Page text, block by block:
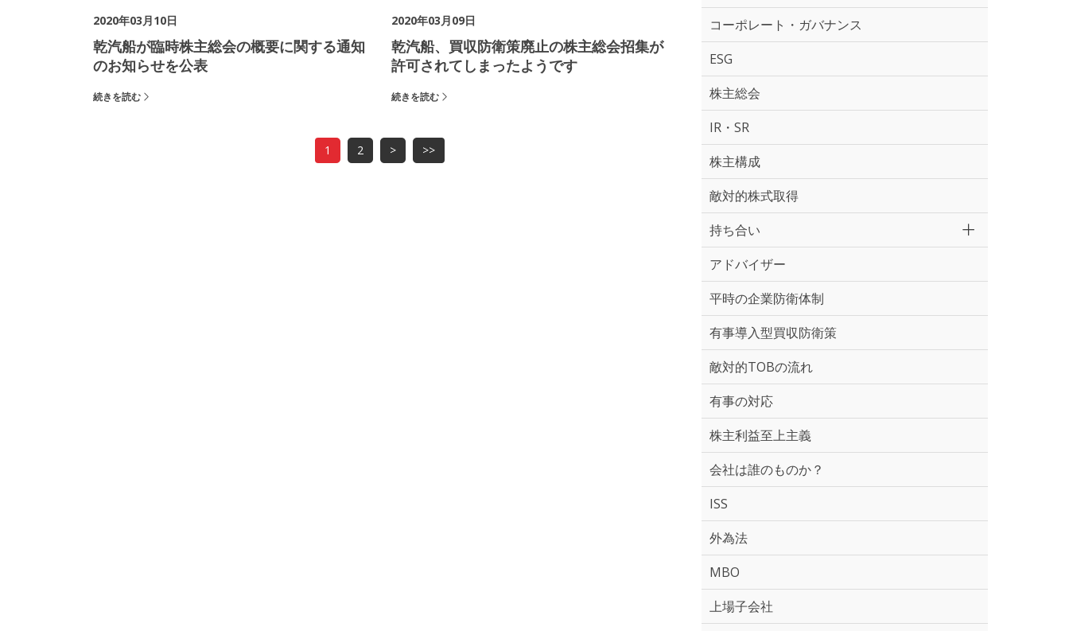
2020年03月10日
乾汽船が臨時株主総会の概要に関する通知
のお知らせを公表
続きを読む
2020年03月09日
乾汽船、買収防衛策廃止の株主総会招集が
許可されてしまったようです
続きを読む
1 2 > >>
コーポレート・ガバナンス
ESG
株主総会
IR・SR
株主構成
敵対的株式取得
持ち合い
アドバイザー
平時の企業防衛体制
有事導入型買収防衛策
敵対的TOBの流れ
有事の対応
株主利益至上主義
会社は誰のものか？
ISS
外為法
MBO
上場子会社